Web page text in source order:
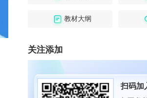
教材大纲
关注添加
扫码加